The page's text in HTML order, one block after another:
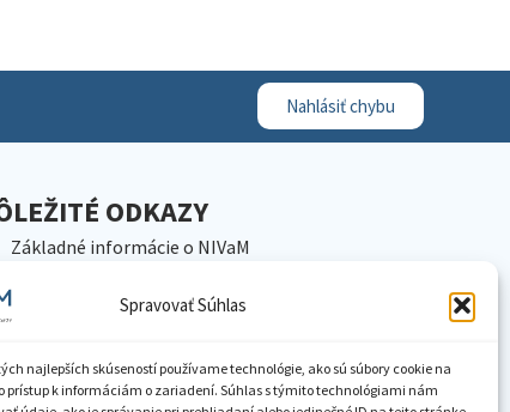
Spravovať Súhlas
najlepších skúseností používame technológie, ako sú súbory cookie na
prístup k informáciám o zariadení. Súhlas s týmito technológiami nám
Nahlásiť chybu
ODKAZY
Základné informácie o NIVaM
Kariéra
Pracoviská NIVaM